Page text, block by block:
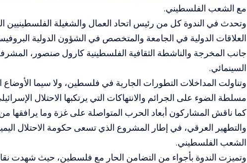
مع الشعب الفلسطيني.
وتحدث في الندوة كل من رئيس اتحاد العمال والشغيلة الفلسطينيين
العلاقات الدولية في الجامعة والمتخصص في الشؤون الدولية
جانب المخرجة والناشطة الثقافية الفلسطينية كارول صنصور،
السينمائي.
وتناولت المداخلات التطورات الجارية في فلسطين، ولا سيما الأوضاع
مسلطة الضوء على الجرائم والانتهاكات التي يرتكبها الاحتلال
كما ناقش المشاركون أبعاد الحرب المتواصلة على غزة وما يرافقها
والتطهير العرقي، في إطار المشروع الذي تسعى حكومة الاحتلال
الشعب الفلسطيني.
وتميزت الندوة بأجواء من التضامن الحار مع فلسطين، حيث شهدت